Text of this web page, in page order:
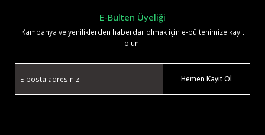
E-Bülten Üyeliği
Kampanya ve yeniliklerden haberdar olmak için e-bültenimize kayıt
olun.
Hemen Kayıt Ol